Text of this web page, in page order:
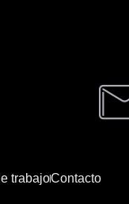
trabajoContacto